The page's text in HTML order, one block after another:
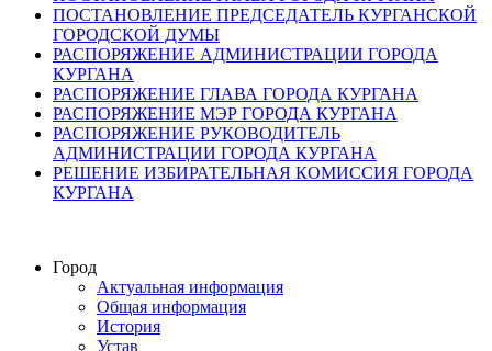
ПОСТАНОВЛЕНИЕ ПРЕДСЕДАТЕЛЬ КУРГАНСКОЙ
ГОРОДСКОЙ ДУМЫ
РАСПОРЯЖЕНИЕ АДМИНИСТРАЦИИ ГОРОДА
КУРГАНА
РАСПОРЯЖЕНИЕ ГЛАВА ГОРОДА КУРГАНА
РАСПОРЯЖЕНИЕ МЭР ГОРОДА КУРГАНА
РАСПОРЯЖЕНИЕ РУКОВОДИТЕЛЬ
АДМИНИСТРАЦИИ ГОРОДА КУРГАНА
РЕШЕНИЕ ИЗБИРАТЕЛЬНАЯ КОМИССИЯ ГОРОДА
КУРГАНА
Город
Актуальная информация
Общая информация
История
Устав